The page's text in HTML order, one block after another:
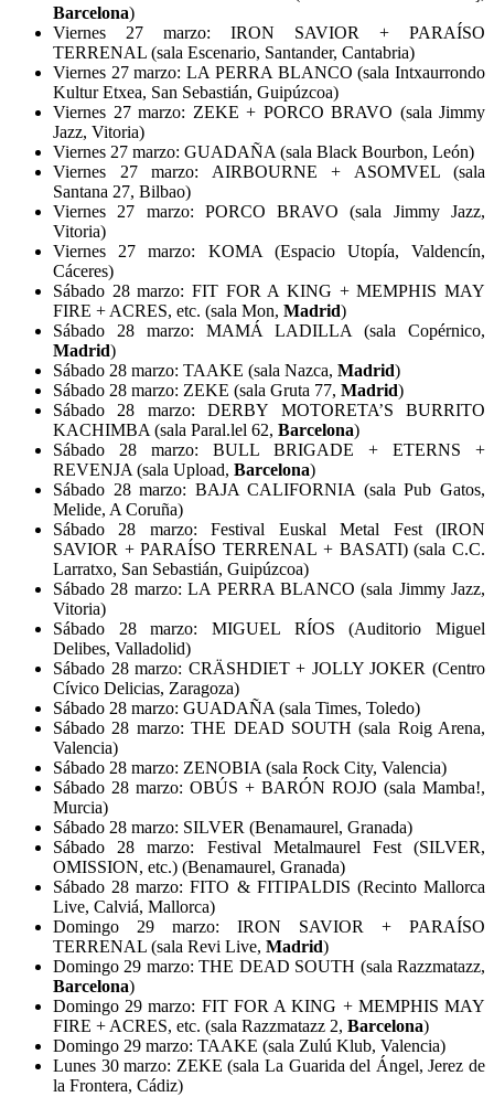
Barcelona)
Viernes 27 marzo: IRON SAVIOR + PARAÍSO
TERRENAL (sala Escenario, Santander, Cantabria)
Viernes 27 marzo: LA PERRA BLANCO (sala Intxaurrondo
Kultur Etxea, San Sebastián, Guipúzcoa)
Viernes 27 marzo: ZEKE + PORCO BRAVO (sala Jimmy
Jazz, Vitoria)
Viernes 27 marzo: GUADAÑA (sala Black Bourbon, León)
Viernes 27 marzo: AIRBOURNE + ASOMVEL (sala
Santana 27, Bilbao)
Viernes 27 marzo: PORCO BRAVO (sala Jimmy Jazz,
Vitoria)
Viernes 27 marzo: KOMA (Espacio Utopía, Valdencín,
Cáceres)
Sábado 28 marzo: FIT FOR A KING + MEMPHIS MAY
FIRE + ACRES, etc. (sala Mon, Madrid)
Sábado 28 marzo: MAMÁ LADILLA (sala Copérnico,
Madrid)
Sábado 28 marzo: TAAKE (sala Nazca, Madrid)
Sábado 28 marzo: ZEKE (sala Gruta 77, Madrid)
Sábado 28 marzo: DERBY MOTORETA’S BURRITO
KACHIMBA (sala Paral.lel 62, Barcelona)
Sábado 28 marzo: BULL BRIGADE + ETERNS +
REVENJA (sala Upload, Barcelona)
Sábado 28 marzo: BAJA CALIFORNIA (sala Pub Gatos,
Melide, A Coruña)
Sábado 28 marzo: Festival Euskal Metal Fest (IRON
SAVIOR + PARAÍSO TERRENAL + BASATI) (sala C.C.
Larratxo, San Sebastián, Guipúzcoa)
Sábado 28 marzo: LA PERRA BLANCO (sala Jimmy Jazz,
Vitoria)
Sábado 28 marzo: MIGUEL RÍOS (Auditorio Miguel
Delibes, Valladolid)
Sábado 28 marzo: CRÄSHDIET + JOLLY JOKER (Centro
Cívico Delicias, Zaragoza)
Sábado 28 marzo: GUADAÑA (sala Times, Toledo)
Sábado 28 marzo: THE DEAD SOUTH (sala Roig Arena,
Valencia)
Sábado 28 marzo: ZENOBIA (sala Rock City, Valencia)
Sábado 28 marzo: OBÚS + BARÓN ROJO (sala Mamba!,
Murcia)
Sábado 28 marzo: SILVER (Benamaurel, Granada)
Sábado 28 marzo: Festival Metalmaurel Fest (SILVER,
OMISSION, etc.) (Benamaurel, Granada)
Sábado 28 marzo: FITO & FITIPALDIS (Recinto Mallorca
Live, Calviá, Mallorca)
Domingo 29 marzo: IRON SAVIOR + PARAÍSO
TERRENAL (sala Revi Live, Madrid)
Domingo 29 marzo: THE DEAD SOUTH (sala Razzmatazz,
Barcelona)
Domingo 29 marzo: FIT FOR A KING + MEMPHIS MAY
FIRE + ACRES, etc. (sala Razzmatazz 2, Barcelona)
Domingo 29 marzo: TAAKE (sala Zulú Klub, Valencia)
Lunes 30 marzo: ZEKE (sala La Guarida del Ángel, Jerez de
la Frontera, Cádiz)